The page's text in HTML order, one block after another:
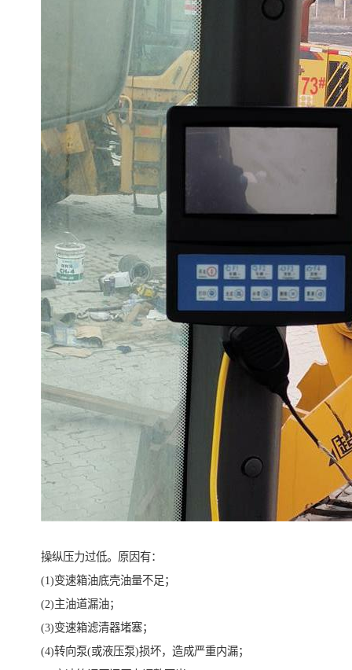
操纵压力过低。原因有：
(1)变速箱油底壳油量不足；
(2)主油道漏油；
(3)变速箱滤清器堵塞；
(4)转向泵(或液压泵)损坏，造成严重内漏；